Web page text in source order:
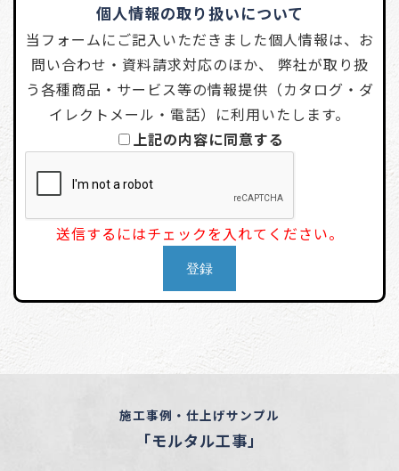
個人情報の取り扱いについて
当フォームにご記入いただきました個人情報は、お
問い合わせ・資料請求対応のほか、 弊社が取り扱
う各種商品・サービス等の情報提供（カタログ・ダ
イレクトメール・電話）に利用いたします。
上記の内容に同意する
送信するにはチェックを入れてください。
施工事例・仕上げサンプル
「モルタル工事」